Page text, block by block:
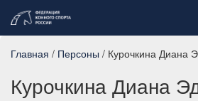
Главная / Персоны / Курочкина Диана
Курочкина Диана